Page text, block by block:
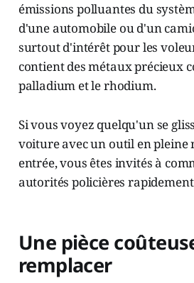
émissions polluantes du
d'une automobile ou d'un
surtout d'intérêt pour les
contient des métaux précieux
palladium et le rhodium.
Si vous voyez quelqu'un se
voiture avec un outil en pleine
entrée, vous êtes invités à
autorités policières
Une pièce
remplacer